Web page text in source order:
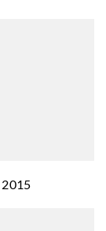
2015